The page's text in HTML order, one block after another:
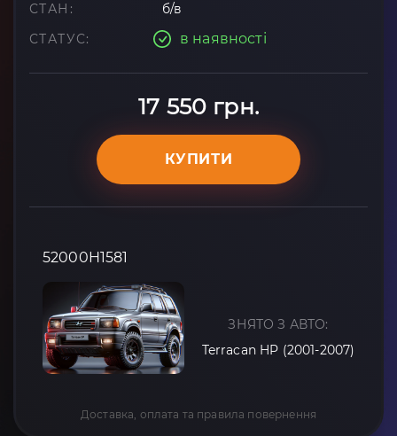
СТАН:
б/в
СТАТУС:
в наявності
17 550 грн.
КУПИТИ
52000H1581
ЗНЯТО З АВТО:
Terracan HP (2001-2007)
Доставка, оплата та правила повернення